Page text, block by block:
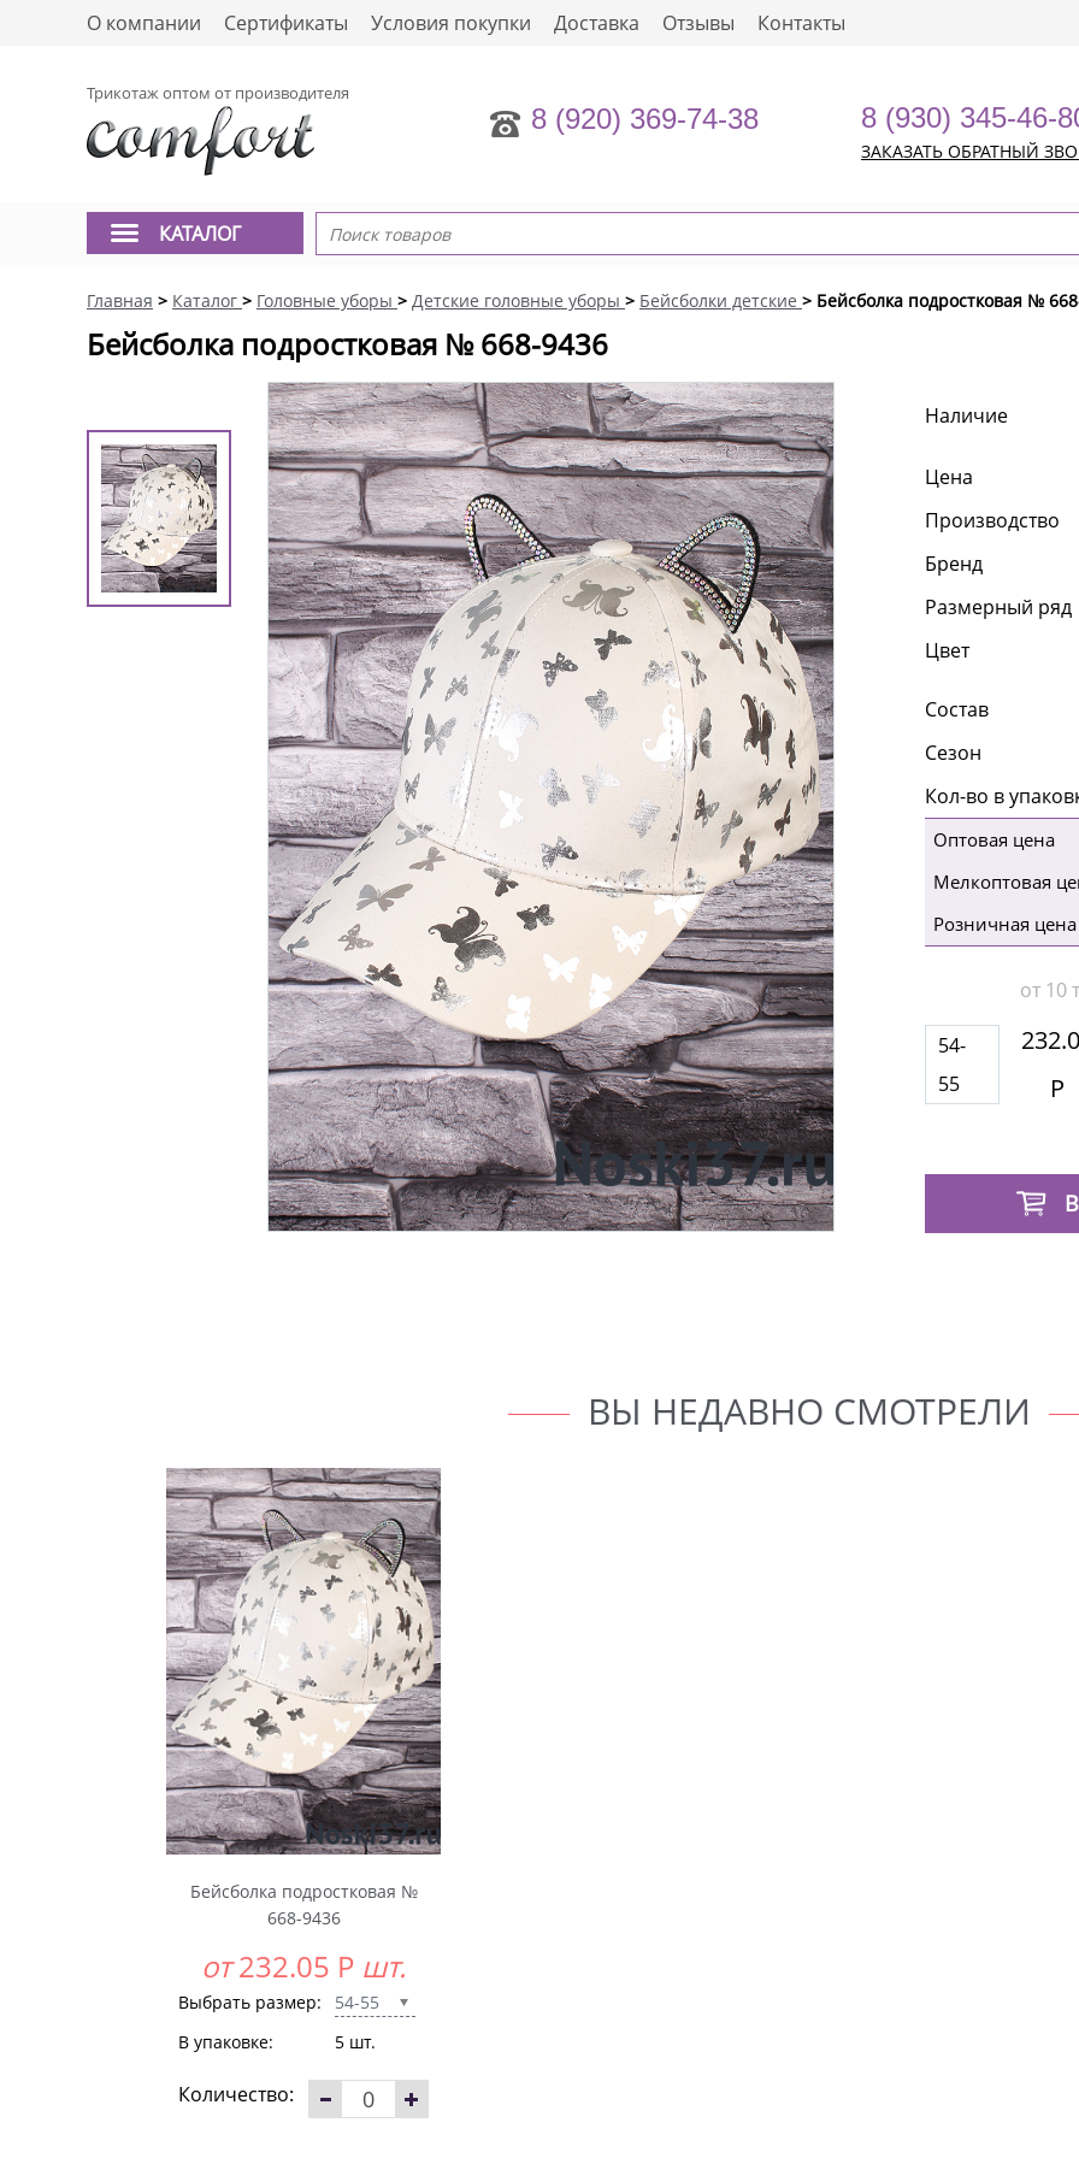
О компании Сертификаты Условия покупки Доставка Отзывы Контакты
Трикотаж оптом от производителя
8 (920) 369-74-38 8 (930) 345-46-
ЗАКАЗАТЬ ОБРАТНЫЙ
КАТАЛОГ
Главная > Каталог > Головные уборы > Детские головные уборы > Бейсболки детские > Бейсболка подростковая №
Бейсболка подростковая № 668-9436
Наличие
Цена
Производство
Бренд
Размерный ряд
Цвет
Состав
Сезон
Кол-во в
Оптовая цена
Мелкоптовая
Розничная цена
от 10
54-
55
Р
ВЫ НЕДАВНО СМОТРЕЛИ
Бейсболка подростковая №
668-9436
от 232.05 Р шт.
Выбрать размер:
54-55
В упаковке:
5 шт.
Количество: